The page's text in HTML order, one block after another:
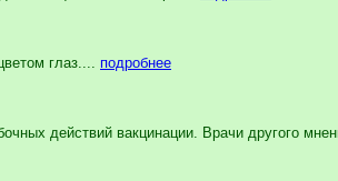
глаз.... подробнее
действий вакцинации. Врачи другого